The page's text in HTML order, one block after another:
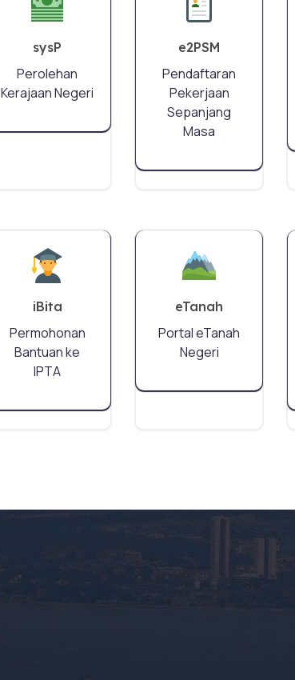
sysP
Perolehan
Kerajaan Negeri
e2PSM
Pendaftaran
Pekerjaan
Sepanjang
Masa
iBita
Permohonan
Bantuan ke
IPTA
eTanah
Portal eTanah
Negeri